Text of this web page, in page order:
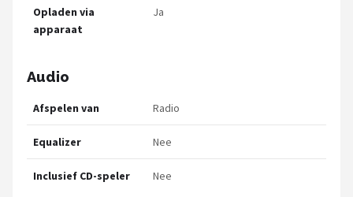
Opladen via
apparaat
Ja
Audio
Afspelen van Radio
Equalizer Nee
Inclusief CD-speler Nee